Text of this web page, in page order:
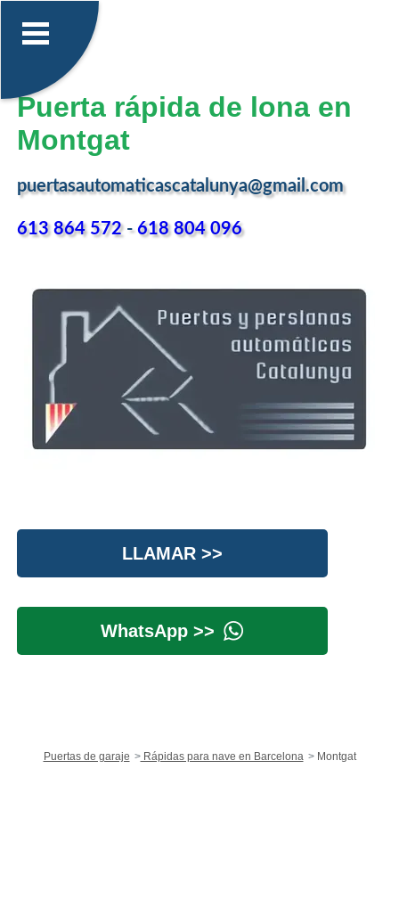
Puerta rápida de lona en
Montgat
puertasautomaticascatalunya@gmail.com
613 864 572-618 804 096
LLAMAR >>
WhatsApp >>
Puertas de garaje Rápidas para nave en Barcelona Montgat